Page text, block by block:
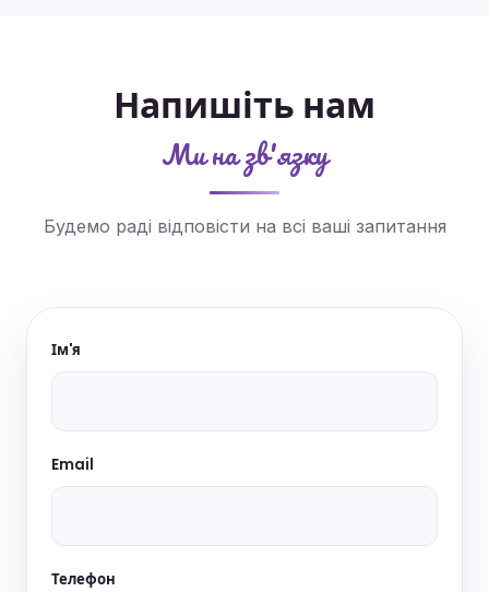
Напишіть нам
Ми на зв'язку
Будемо раді відповісти на всі ваші запитання
Ім'я
Email
Телефон